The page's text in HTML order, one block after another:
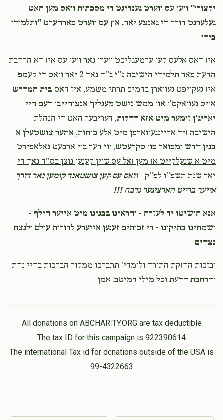
יקצורו" ווען עס ווערט גענדיגט די מסכתות וואס מען האט
געלערנט דורך די גאנצע יאר, און עס ווערט פארהערט "ותלמודו
בידו
איז דאס אלעס קען ערמעגליכט ווערן נאר ווען עס איז דא הרחבת
הדעת פאר תלמידי הישיבה נ''י ב''ה נאך 2 יאר וואס די קעמפ
איז געקויפט געווארן בדמים תרתי משמע, איז דאס בית המדרש
אויס געוואקס'ן און ממש נישט מעגליך אנצוהייבן דעם היי
יאריג'ן זומער מיט אזא דחקות, דעריבער האט די הנהלת
הישיבה זיך אריינגעווארפן מיט אלע כוחות, אהער צושטעלן א
בנין חדש ומפואר פון סקרעטש, ווי דער בוי ארבעט גאלאפירט
מיט א שנעלקייט אז מען זאל עס שוין קענען נוצן בס''ד נאך די
יאר שנת תשפ''ו לפ''ק -וואס עס קען צושטאנד קומען נאר דורך
אייער ברייט הארציגער נדבה !!!
אנא הושיטו יד לעזרה - והראינו בבנינו מיט אייער הילף -
ושמחינו בתיקונו - די זכותים זענען אייערע לדורות עולם ולנצח
נצחים
ובזכות החזקת התורה ולומדי' תתברכו ממקור הברכות בחיי נחת
והרחבת הדעת וכל מילי דמיטב. אמן
All donations on ABCHARITY.ORG are tax deductible
The tax ID for this campaign is 922390614
The international Tax id for donations outside of the USA is
99-4322663